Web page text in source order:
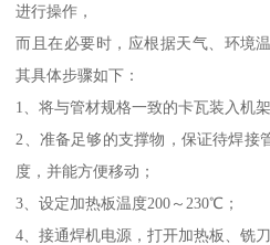
进行操作，
而且在必要时，应根据天气、环境
其具体步骤如下：
1、将与管材规格一致的卡瓦装入机架
2、准备足够的支撑物，保证待焊接
度，并能方便移动；
3、设定加热板温度200～230℃；
4、接通焊机电源，打开加热板、铣